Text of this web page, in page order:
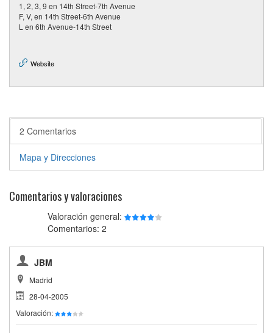
1, 2, 3, 9 en 14th Street-7th Avenue
F, V, en 14th Street-6th Avenue
L en 6th Avenue-14th Street
Website
2 Comentarios
Mapa y Direcciones
Comentarios y valoraciones
Valoración general:
Comentarios: 2
JBM
Madrid
28-04-2005
Valoración: